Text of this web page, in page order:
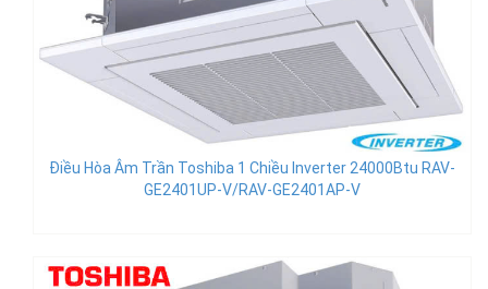
Điều Hòa Âm Trần Toshiba 1 Chiều Inverter 24000Btu RAV-
GE2401UP-V/RAV-GE2401AP-V